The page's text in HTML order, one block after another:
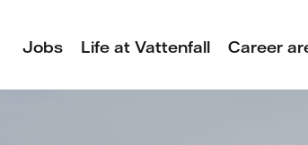
Jobs Life at Vattenfall Career